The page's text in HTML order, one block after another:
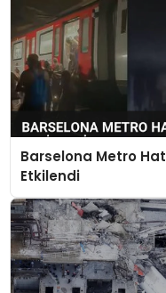
Barselona Metro
Etkilendi